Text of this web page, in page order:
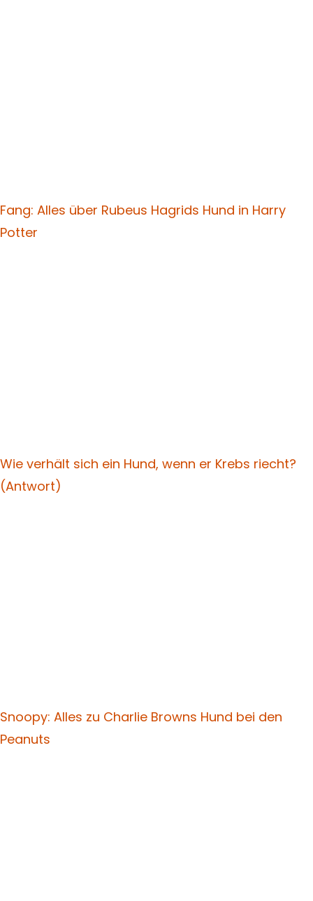
Fang: Alles über Rubeus Hagrids Hund in Harry
Potter
Wie verhält sich ein Hund, wenn er Krebs riecht?
(Antwort)
Snoopy: Alles zu Charlie Browns Hund bei den
Peanuts